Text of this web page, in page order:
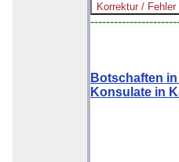
Botschaften in
Konsulate in